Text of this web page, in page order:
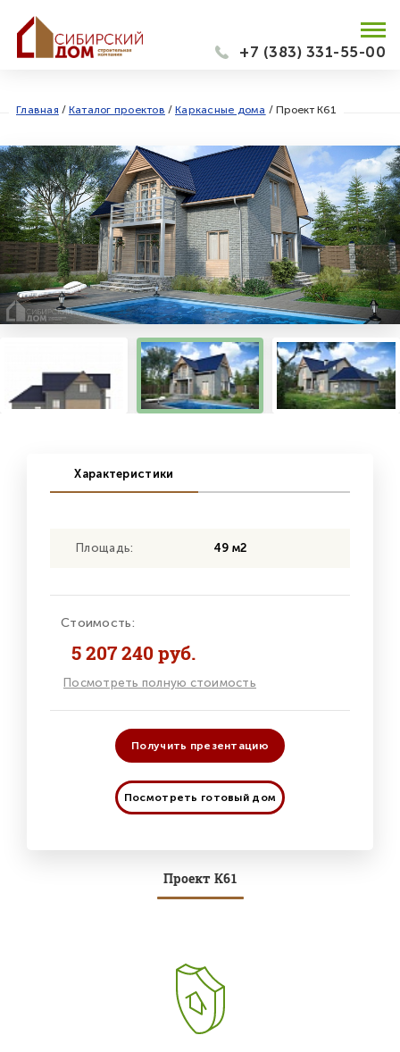
+7 (383) 331-55-00
Главная / Каталог проектов / Каркасные дома / Проект К61
Характеристики
Площадь: 49 м2
Стоимость:
5 207 240 руб.
Посмотреть полную стоимость
Получить презентацию
Посмотреть готовый дом
Проект К61